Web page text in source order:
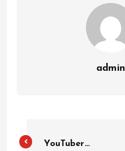
admin
YouTuber茵